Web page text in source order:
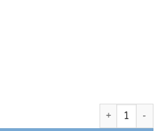
כמות של חלוק רחצה מגבת עם כובע רויאל